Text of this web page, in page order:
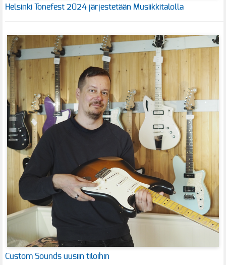
Helsinki Tonefest 2024 järjestetään Musiikkitalolla
Custom Sounds uusiin tiloihin